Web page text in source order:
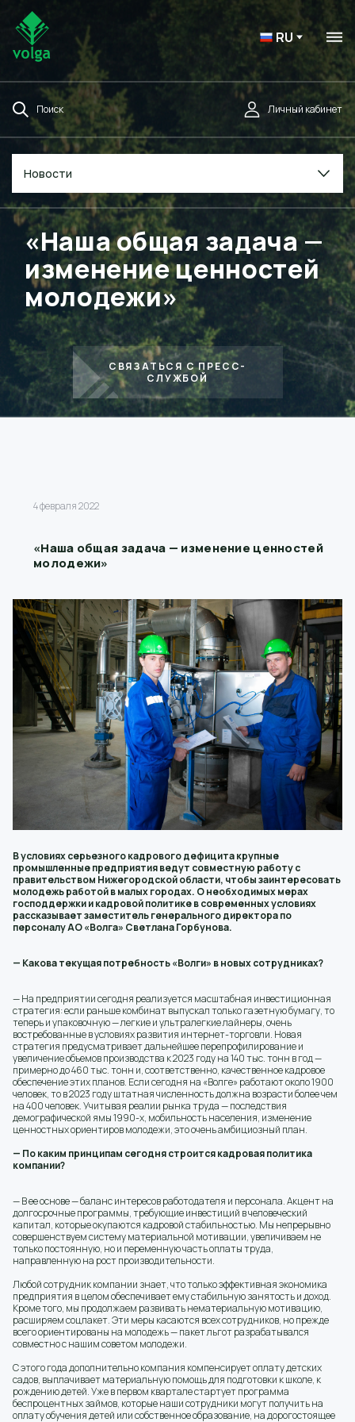
RU
Поиск Личный кабинет
Новости
«Наша общая задача —
изменение ценностей
молодежи»
СВЯЗАТЬСЯ С ПРЕСС-
СЛУЖБОЙ
4 февраля 2022
«Наша общая задача — изменение ценностей
молодежи»
В условиях серьезного кадрового дефицита крупные
промышленные предприятия ведут совместную работу с
правительством Нижегородской области, чтобы заинтересовать
молодежь работой в малых городах. О необходимых мерах
господдержки и кадровой политике в современных условиях
рассказывает заместитель генерального директора по
персоналу АО «Волга» Светлана Горбунова.
— Какова текущая потребность «Волги» в новых сотрудниках?
— На предприятии сегодня реализуется масштабная инвестиционная
стратегия: если раньше комбинат выпускал только газетную бумагу, то
теперь и упаковочную — легкие и ультралегкие лайнеры, очень
востребованные в условиях развития интернет-торговли. Новая
стратегия предусматривает дальнейшее перепрофилирование и
увеличение объемов производства к 2023 году на 140 тыс. тонн в год —
примерно до 460 тыс. тонн и, соответственно, качественное кадровое
обеспечение этих планов. Если сегодня на «Волге» работают около 1900
человек, то в 2023 году штатная численность должна возрасти более чем
на 400 человек. Учитывая реалии рынка труда — последствия
демографической ямы 1990-х, мобильность населения, изменение
ценностных ориентиров молодежи, это очень амбициозный план.
— По каким принципам сегодня строится кадровая политика
компании?
— В ее основе — баланс интересов работодателя и персонала. Акцент на
долгосрочные программы, требующие инвестиций в человеческий
капитал, которые окупаются кадровой стабильностью. Мы непрерывно
совершенствуем систему материальной мотивации, увеличиваем не
только постоянную, но и переменную часть оплаты труда,
направленную на рост производительности.
Любой сотрудник компании знает, что только эффективная экономика
предприятия в целом обеспечивает ему стабильную занятость и доход.
Кроме того, мы продолжаем развивать нематериальную мотивацию,
расширяем соцпакет. Эти меры касаются всех сотрудников, но прежде
всего ориентированы на молодежь — пакет льгот разрабатывался
совместно с нашим советом молодежи.
С этого года дополнительно компания компенсирует оплату детских
садов, выплачивает материальную помощь для подготовки к школе, к
рождению детей. Уже в первом квартале стартует программа
беспроцентных займов, которые наши сотрудники могут получить на
оплату обучения детей или собственное образование, на дорогостоящее